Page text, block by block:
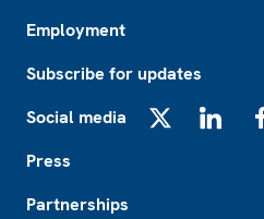
Employment
Subscribe for updates
Social media
Press
Partnerships